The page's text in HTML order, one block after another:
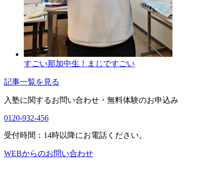
すごい那加中生！まじですごい
記事一覧を見る
入塾に関するお問い合わせ・ 無料体験のお申込み
0120-932-456
受付時間：14時以降にお電話ください。
WEBからのお問い合わせ